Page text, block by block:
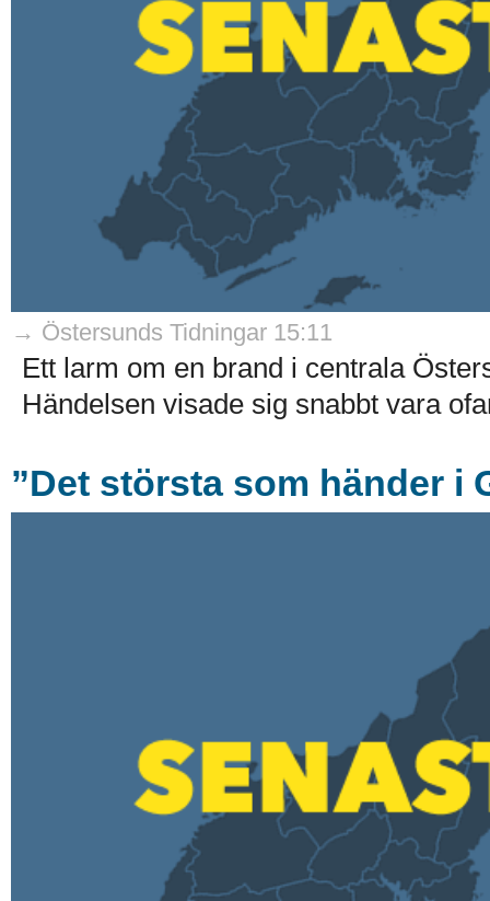
→ Östersunds Tidningar 15:11
Ett larm om en brand i centrala
Händelsen visade sig snabbt vara
”Det största som händer i